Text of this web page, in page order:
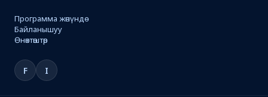
Программа жөнүндө
Байланышуу
Өнөктөштөр
F I